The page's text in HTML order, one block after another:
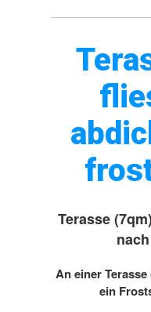
Terasse
An einer
ein